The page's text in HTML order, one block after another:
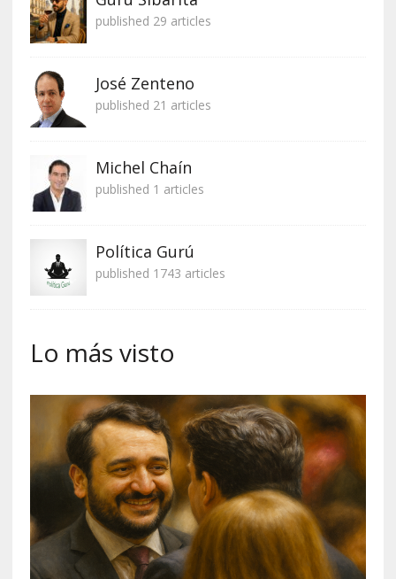
published 29 articles
José Zenteno
published 21 articles
Michel Chaín
published 1 articles
Política Gurú
published 1743 articles
Lo más visto